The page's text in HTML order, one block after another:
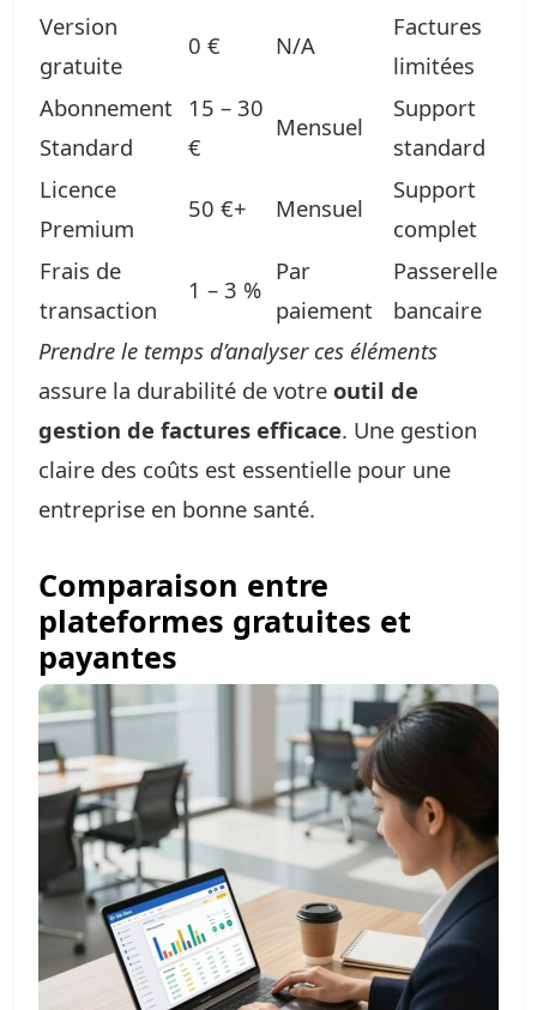
Version
gratuite
0 € N/A
Factures
limitées
Abonnement
Standard
15 – 30
€
Mensuel
Support
standard
Licence
Premium
50 €+ Mensuel
Support
complet
Frais de
transaction
1 – 3 %
Par
paiement
Passerelle
bancaire
Prendre le temps d’analyser ces éléments
assure la durabilité de votre outil de
gestion de factures efficace. Une gestion
claire des coûts est essentielle pour une
entreprise en bonne santé.
Comparaison entre
plateformes gratuites et
payantes